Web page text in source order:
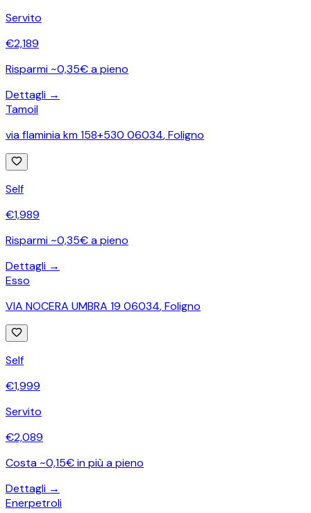
Servito
€2,189
Risparmi ~0,35€ a pieno
Dettagli →
Tamoil
via flaminia km 158+530 06034,Foligno
Self
€1,989
Risparmi ~0,35€ a pieno
Dettagli →
Esso
VIA NOCERA UMBRA 19 06034,Foligno
Self
€1,999
Servito
€2,089
Costa ~0,15€ in più a pieno
Dettagli →
Enerpetroli